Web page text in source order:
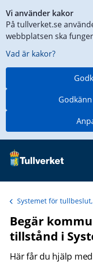
Vi använder kakor
På tullverket.se
webbplatsen ska
Vad är kakor?
till
innehåll
på
aktuell
Systemet för tullbeslut,
Begär
tillstånd i
Här får du hjälp